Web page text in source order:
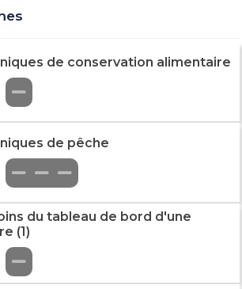
de conservation alimentaire
de pêche
du tableau de bord d'une
(1)